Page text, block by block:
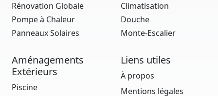
Rénovation Globale
Pompe à Chaleur
Panneaux Solaires
Climatisation
Douche
Monte-Escalier
Aménagements
Extérieurs
Piscine
Liens utiles
À propos
Mentions légales